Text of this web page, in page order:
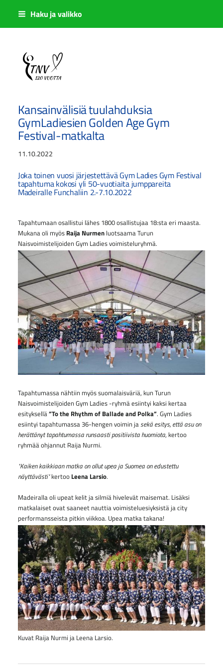
Siirry
sisältöön
Haku ja valikko
Sivuston etusivulle
Kansainvälisiä tuulahduksia
GymLadiesien Golden Age Gym
Festival-matkalta
11.10.2022
Joka toinen vuosi järjestettävä Gym Ladies Gym Festival
tapahtuma kokosi yli 50-vuotiaita jumppareita
Madeiralle Funchaliin 2.-7.10.2022
Tapahtumaan osallistui lähes 1800 osallistujaa 18:sta eri maasta.
Mukana oli myös Raija Nurmenluotsaama Turun
Naisvoimistelijoiden Gym Ladies voimisteluryhmä.
Tapahtumassa nähtiin myös suomalaisväriä, kun Turun
Naisvoimistelijoiden Gym Ladies -ryhmä esiintyi kaksi kertaa
esityksellä”To the Rhythm of Ballade and Polka”. Gym Ladies
esiintyi tapahtumassa 36-hengen voimin jasekä esitys, että asu on
herättänyt tapahtumassa runsaasti positiivista huomiota, kertoo
ryhmää ohjannut Raija Nurmi.
"Kaiken kaikkiaan matka on ollut upea ja Suomea on edustettu
näyttävästi"kertoo Leena Larsio.
Madeiralla oli upeat kelit ja silmiä hivelevät maisemat. Lisäksi
matkalaiset ovat saaneet nauttia voimisteluesiyksistä ja city
performansseista pitkin viikkoa. Upea matka takana!
Kuvat Raija Nurmi ja Leena Larsio.